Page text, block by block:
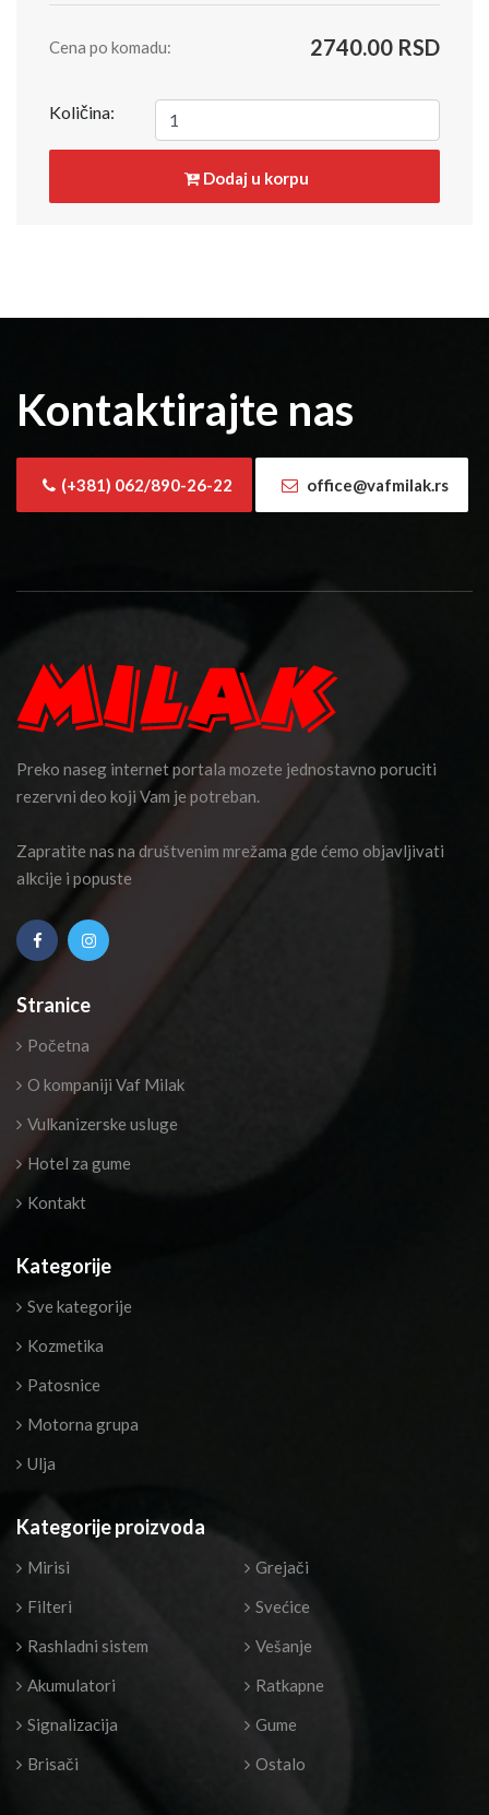
Cena po komadu: 2740.00 RSD
Količina:
Dodaj u korpu
Kontaktirajte nas
(+381) 062/890-26-22 office@vafmilak.rs
Preko naseg internet portala mozete jednostavno poruciti
rezervni deo koji Vam je potreban.
Zapratite nas na društvenim mrežama gde ćemo objavljivati
alkcije i popuste
Stranice
Početna
O kompaniji Vaf Milak
Vulkanizerske usluge
Hotel za gume
Kontakt
Kategorije
Sve kategorije
Kozmetika
Patosnice
Motorna grupa
Ulja
Kategorije proizvoda
Mirisi
Filteri
Rashladni sistem
Akumulatori
Signalizacija
Brisači
Grejači
Svećice
Vešanje
Ratkapne
Gume
Ostalo